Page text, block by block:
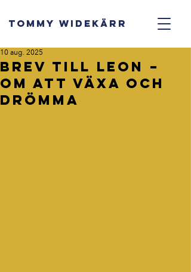
TOMMY WIDEKÄRR
Brev till Leon –
om att växa och
drömma
10 aug. 2025